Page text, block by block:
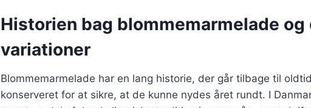
Historien bag blommemarmelade og
variationer
Blommemarmelade har en lang historie, der går tilbage til
konserveret for at sikre, at de kunne nydes året rundt. I